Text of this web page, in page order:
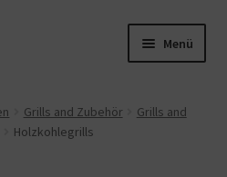
Menü
Grills and Zubehör
Grills and
Holzkohlegrills